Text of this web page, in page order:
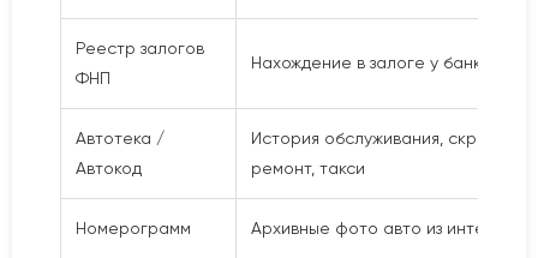
Реестр залогов
ФНП
Нахождение в залоге у банка
Автотека /
Автокод
История обслуживания, скрытый
ремонт, такси
Номерограмм Архивные фото авто из интернета